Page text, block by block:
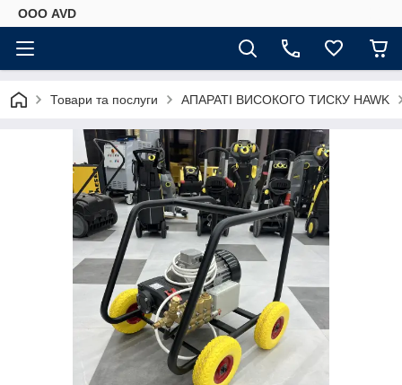
ООО AVD
Товари та послуги АПАРАТІ ВИСОКОГО ТИСКУ HAWK